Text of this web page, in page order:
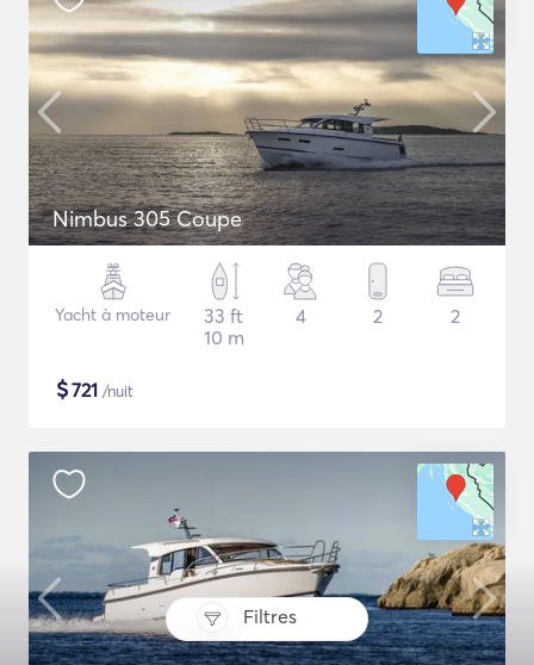
Filtres
Nimbus 305 Coupe
Yacht à moteur
33 ft
10 m
4 2 2
$721 /nuit